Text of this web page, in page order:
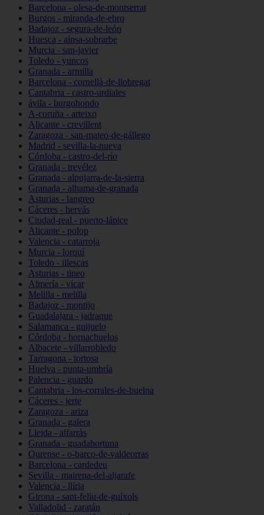
Barcelona - olesa-de-montserrat
Burgos - miranda-de-ebro
Badajoz - segura-de-león
Huesca - aínsa-sobrarbe
Murcia - san-javier
Toledo - yuncos
Granada - armilla
Barcelona - cornellà-de-llobregat
Cantabria - castro-urdiales
ávila - burgohondo
A-coruña - arteixo
Alicante - crevillent
Zaragoza - san-mateo-de-gállego
Madrid - sevilla-la-nueva
Córdoba - castro-del-río
Granada - trevélez
Granada - alpujarra-de-la-sierra
Granada - alhama-de-granada
Asturias - langreo
Cáceres - hervás
Ciudad-real - puerto-lápice
Alicante - polop
Valencia - catarroja
Murcia - lorquí
Toledo - illescas
Asturias - tineo
Almería - vícar
Melilla - melilla
Badajoz - montijo
Guadalajara - jadraque
Salamanca - guijuelo
Córdoba - hornachuelos
Albacete - villarrobledo
Tarragona - tortosa
Huelva - punta-umbría
Palencia - guardo
Cantabria - los-corrales-de-buelna
Cáceres - jerte
Zaragoza - ariza
Granada - galera
Lleida - alfarràs
Granada - guadahortuna
Ourense - o-barco-de-valdeorras
Barcelona - cardedeu
Sevilla - mairena-del-aljarafe
Valencia - llíria
Girona - sant-feliu-de-guíxols
Valladolid - zaratán